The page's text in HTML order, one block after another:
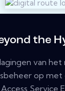
the
van
op met
Service